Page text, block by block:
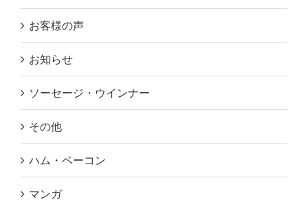
お客様の声
お知らせ
ソーセージ・ウインナー
その他
ハム・ベーコン
マンガ